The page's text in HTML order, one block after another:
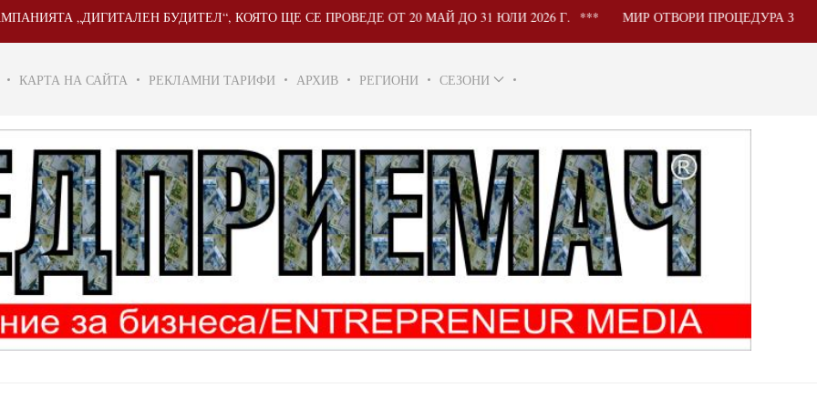
„ДИГИТАЛЕН БУДИТЕЛ“, КОЯТО ЩЕ СЕ ПРОВЕДЕ ОТ 20 МАЙ ДО 31 ЮЛИ 2026 Г. МИР ОТВОРИ ПРОЦЕДУРА ЗА
КАРТА НА САЙТА РЕКЛАМНИ ТАРИФИ АРХИВ РЕГИОНИ СЕЗОНИ